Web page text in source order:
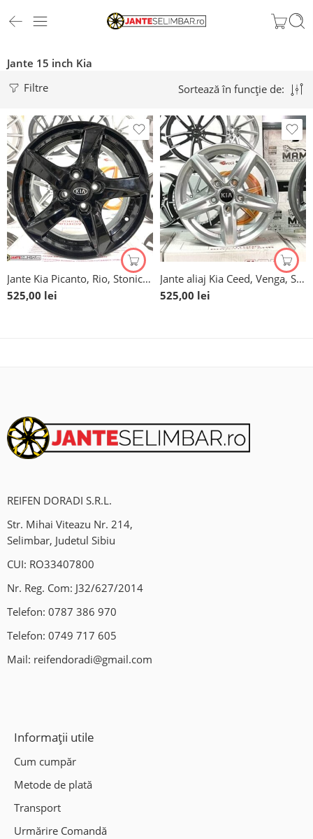
Jante 15 inch Kia
Filtre
Sortează în funcție de:
Jante Kia Picanto, Rio, Stonic, 15″ si 16″
525,00 lei
Jante aliaj Kia Ceed, Venga, Sportage, Soul, 15”
525,00 lei
REIFEN DORADI S.R.L.
Str. Mihai Viteazu Nr. 214,
Selimbar, Judetul Sibiu
CUI: RO33407800
Nr. Reg. Com: J32/627/2014
Telefon: 0787 386 970
Telefon: 0749 717 605
Mail: reifendoradi@gmail.com
Informații utile
Cum cumpăr
Metode de plată
Transport
Urmărire Comandă